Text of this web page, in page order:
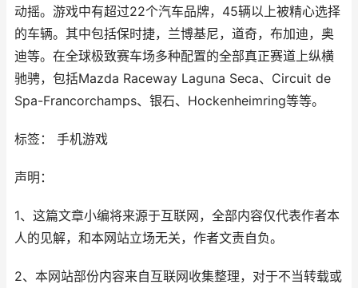
动摇。游戏中有超过22个汽车品牌，45辆以上被精心选择
的车辆。其中包括保时捷，兰博基尼，道奇，布加迪，奥
迪等。在全球极致赛车场多种配置的全部真正赛道上纵横
驰骋，包括Mazda Raceway Laguna Seca、Circuit de
Spa-Francorchamps、银石、Hockenheimring等等。
标签： 手机游戏
声明：
1、这篇文章小编将来源于互联网，全部内容仅代表作者本
人的见解，和本网站立场无关，作者文责自负。
2、本网站部份内容来自互联网收集整理，对于不当转载或